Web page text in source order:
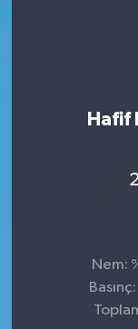
Hafif
Nem: